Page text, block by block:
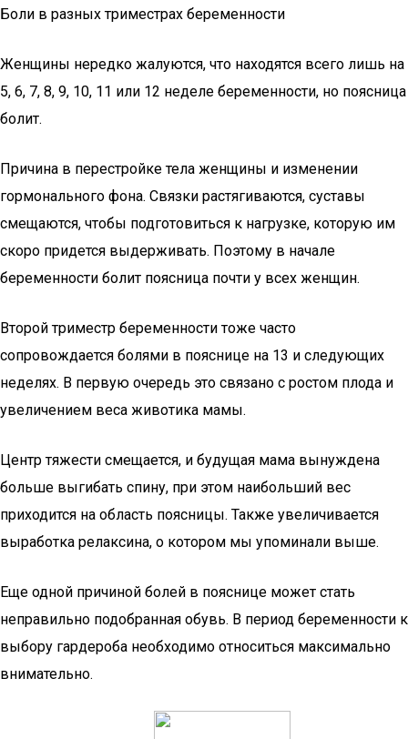
Боли в разных триместрах беременности
Женщины нередко жалуются, что находятся всего лишь на
5, 6, 7, 8, 9, 10, 11 или 12 неделе беременности, но поясница
болит.
Причина в перестройке тела женщины и изменении
гормонального фона. Связки растягиваются, суставы
смещаются, чтобы подготовиться к нагрузке, которую им
скоро придется выдерживать. Поэтому в начале
беременности болит поясница почти у всех женщин.
Второй триместр беременности тоже часто
сопровождается болями в пояснице на 13 и следующих
неделях. В первую очередь это связано с ростом плода и
увеличением веса животика мамы.
Центр тяжести смещается, и будущая мама вынуждена
больше выгибать спину, при этом наибольший вес
приходится на область поясницы. Также увеличивается
выработка релаксина, о котором мы упоминали выше.
Еще одной причиной болей в пояснице может стать
неправильно подобранная обувь. В период беременности к
выбору гардероба необходимо относиться максимально
внимательно.